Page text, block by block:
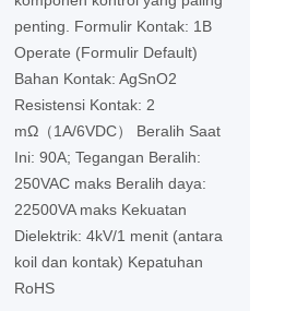
penting. Formulir Kontak: 1B
Operate (Formulir Default)
Bahan Kontak: AgSnO2
Resistensi Kontak: 2
mΩ（1A/6VDC） Beralih Saat
Ini: 90A; Tegangan Beralih:
250VAC maks Beralih daya:
22500VA maks Kekuatan
Dielektrik: 4kV/1 menit (antara
koil dan kontak) Kepatuhan
RoHS